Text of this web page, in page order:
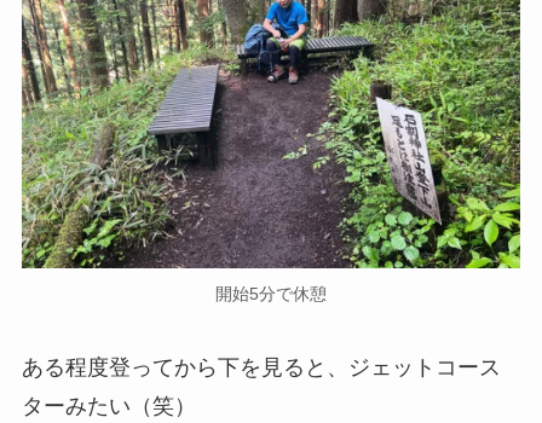
開始5分で休憩
ある程度登ってから下を見ると、ジェットコース
ターみたい（笑）